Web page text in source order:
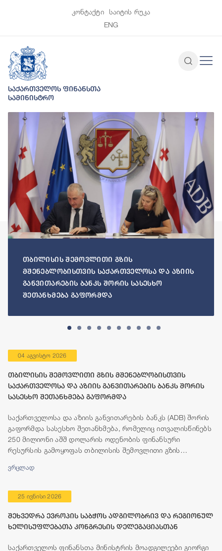
კონტაქტი
საიტის რუკა
ENG
საქართველოს ფინანსთა
სამინისტრო
თბილისის შემოვლითი გზის
მშენებლობისთვის საქართველოსა და აზიის
განვითარების ბანკს შორის სასესხო
შეთანხმება გაფორმდა
04 აგვისტო 2026
თბილისის შემოვლითი გზის მშენებლობისთვის
საქართველოსა და აზიის განვითარების ბანკს შორის
სასესხო შეთანხმება გაფორმდა
საქართველოსა და აზიის განვითარების ბანკს (ADB) შორის
გაფორმდა სასესხო შეთანხმება, რომელიც ითვალისწინებს
250 მილიონი აშშ დოლარის ოდენობის ფინანსური
რესურსის გამოყოფას თბილისის შემოვლითი გზის
ვრცლად
25 ივნისი 2026
შეხვედრა ევროპის საბჭოს ადგილობრივ და რეგიონულ
ხელისუფლებათა კონგრესის დელეგაციასთან
საქართველოს ფინანსთა მინისტრის მოადგილეები გიორგი